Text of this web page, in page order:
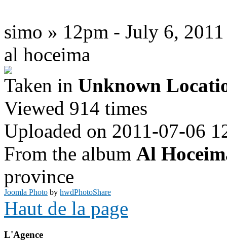
simo » 12pm - July 6, 2011
al hoceima
Taken in Unknown
Viewed 914 times
Uploaded on 2011-07-06
From the album Al
province
Joomla Photo by hwdPhotoShare
Haut de la page
L'Agence